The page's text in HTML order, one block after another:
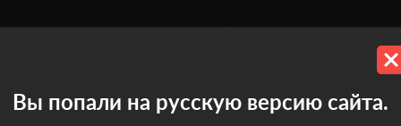
Вы попали на русскую версию сайта.